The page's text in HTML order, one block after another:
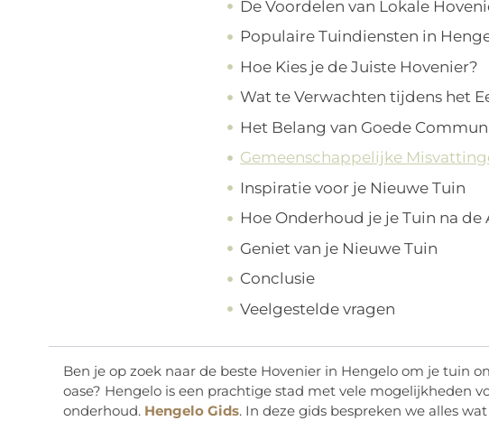
De Voordelen van Lokale
Populaire Tuindiensten in
Hoe Kies je de Juiste Hovenier?
Wat te Verwachten tijdens het
Het Belang van Goede
Gemeenschappelijke
Inspiratie voor je Nieuwe Tuin
Hoe Onderhoud je je Tuin na de
Geniet van je Nieuwe Tuin
Conclusie
Veelgestelde vragen
Ben je op zoek naar de beste Hovenier in Hengelo om je tuin
oase? Hengelo is een prachtige stad met vele mogelijkheden
onderhoud. Hengelo Gids. In deze gids bespreken we alles